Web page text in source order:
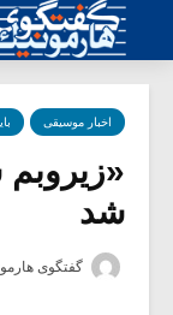
اخبار موسیقی
«زیروبم
شد
گفتگوی